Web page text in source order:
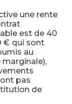
une rente
est de 40
€ qui sont
au
marginale),
pas
de